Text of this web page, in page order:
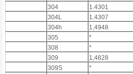
304
1.4301
304L
1.4307
304h
1,4948
305
*
308
*
309
1,4828
309S
*